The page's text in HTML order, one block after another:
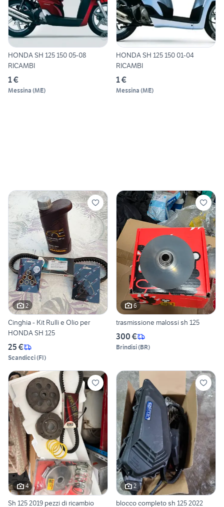
HONDA SH 125 150 05-08
RICAMBI
1 €
Messina (ME)
HONDA SH 125 150 01-04
RICAMBI
1 €
Messina (ME)
2
Cinghia - Kit Rulli e Olio per
HONDA SH 125
25 €
Scandicci(FI)
6
trasmissione malossi sh 125
300 €
Brindisi(BR)
4
Sh 125 2019 pezzi di ricambio
2
blocco completo sh 125 2022